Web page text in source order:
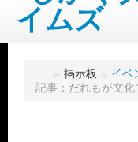
» 掲示板 » イベ
記事：だれもが文